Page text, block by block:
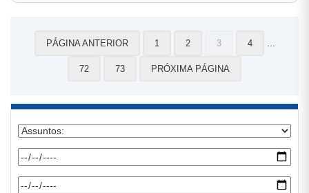
PÁGINA ANTERIOR 1 2 3 4
72 73 PRÓXIMA PÁGINA